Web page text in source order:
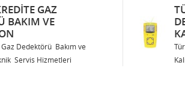
TÜRKAK AKREDITE GAZ
DEDEKTÖRÜ BAKIM VE
KALIBRASYON
Türkak Akredite Gaz Dedektörü Bakım ve
Kalibrasyon Teknik Servis Hizmetleri